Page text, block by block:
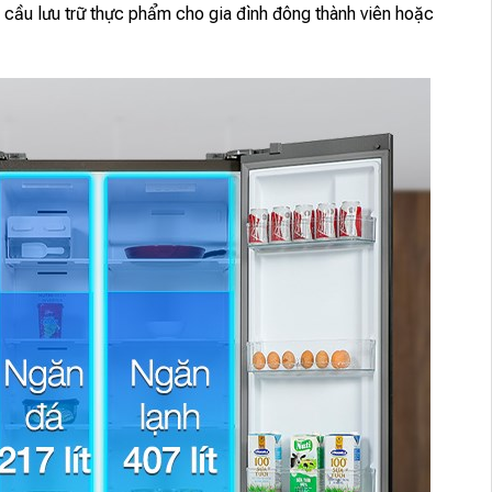
lưu trữ thực phẩm cho gia đình đông thành viên hoặc